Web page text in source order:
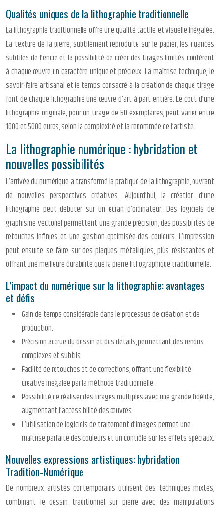
Qualités uniques de la lithographie traditionnelle
La lithographie traditionnelle offre une qualité tactile et visuelle inégalée.
La texture de la pierre, subtilement reproduite sur le papier, les nuances
subtiles de l’encre et la possibilité de créer des tirages limités confèrent
à chaque œuvre un caractère unique et précieux. La maîtrise technique, le
savoir-faire artisanal et le temps consacré à la création de chaque tirage
font de chaque lithographie une œuvre d’art à part entière. Le coût d’une
lithographie originale, pour un tirage de 50 exemplaires, peut varier entre
1000 et 5000 euros, selon la complexité et la renommée de l’artiste.
La lithographie numérique : hybridation et
nouvelles possibilités
L’arrivée du numérique a transformé la pratique de la lithographie, ouvrant
de nouvelles perspectives créatives. Aujourd’hui, la création d’une
lithographie peut débuter sur un écran d’ordinateur. Des logiciels de
graphisme vectoriel permettent une grande précision, des possibilités de
retouches infinies et une gestion optimisée des couleurs. L’impression
peut ensuite se faire sur des plaques métalliques, plus résistantes et
offrant une meilleure durabilité que la pierre lithographique traditionnelle.
L’impact du numérique sur la lithographie: avantages
et défis
Gain de temps considérable dans le processus de création et de
production.
Précision accrue du dessin et des détails, permettant des rendus
complexes et subtils.
Facilité de retouches et de corrections, offrant une flexibilité
créative inégalée par la méthode traditionnelle.
Possibilité de réaliser des tirages multiples avec une grande fidélité,
augmentant l’accessibilité des œuvres.
L’utilisation de logiciels de traitement d’images permet une
maîtrise parfaite des couleurs et un contrôle sur les effets spéciaux.
Nouvelles expressions artistiques: hybridation
Tradition-Numérique
De nombreux artistes contemporains utilisent des techniques mixtes,
combinant le dessin traditionnel sur pierre avec des manipulations